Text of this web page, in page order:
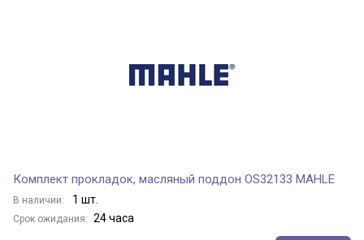
Комплект прокладок, масляный поддон OS32133 MAHLE
В наличии: 1 шт.
Срок ожидания: 24 часа